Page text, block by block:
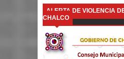
ALERTA DE VIOLENCIA
CHALCO